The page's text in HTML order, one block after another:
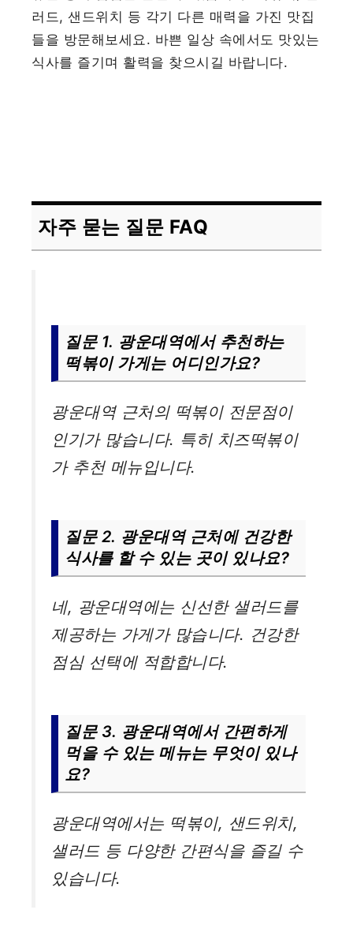
러드, 샌드위치 등 각기 다른 매력을 가진 맛집
들을 방문해보세요. 바쁜 일상 속에서도 맛있는
식사를 즐기며 활력을 찾으시길 바랍니다.
자주 묻는 질문 FAQ
질문 1. 광운대역에서 추천하는
떡볶이 가게는 어디인가요?
광운대역 근처의 떡볶이 전문점이
인기가 많습니다. 특히 치즈떡볶이
가 추천 메뉴입니다.
질문 2. 광운대역 근처에 건강한
식사를 할 수 있는 곳이 있나요?
네, 광운대역에는 신선한 샐러드를
제공하는 가게가 많습니다. 건강한
점심 선택에 적합합니다.
질문 3. 광운대역에서 간편하게
먹을 수 있는 메뉴는 무엇이 있나
요?
광운대역에서는 떡볶이, 샌드위치,
샐러드 등 다양한 간편식을 즐길 수
있습니다.